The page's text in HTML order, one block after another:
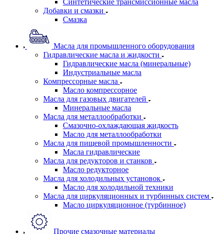
Добавки и смазки
Смазка
Масла для промышленного оборудования
Гидравлические масла и жидкости
Гидравлические масла (минеральные)
Индустриальные масла
Компрессорные масла
Масло компрессорное
Масла для газовых двигателей
Минеральные масла
Масла для металлообработки
Смазочно-охлаждающая жидкость
Масло для металлообработки
Масла для пищевой промышленности
Масла гидравлические
Масла для редукторов и станков
Масло редукторное
Масла для холодильных установок
Масло для холодильной техники
Масла для циркуляционных и турбинных систем
Масло циркуляционное (турбинное)
Прочие смазочные материалы